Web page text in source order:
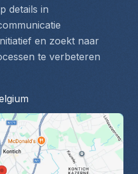
details in
en zoekt naar
te verbeteren